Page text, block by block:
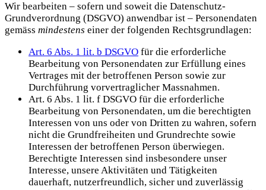
Wir bearbeiten – sofern und soweit die Datenschutz-
Grundverordnung (DSGVO) anwendbar ist – Personendaten
gemäss mindestens einer der folgenden Rechtsgrundlagen:
Art. 6 Abs. 1 lit. b DSGVO für die erforderliche
Bearbeitung von Personendaten zur Erfüllung eines
Vertrages mit der betroffenen Person sowie zur
Durchführung vorvertraglicher Massnahmen.
Art. 6 Abs. 1 lit. f DSGVO für die erforderliche
Bearbeitung von Personendaten, um die berechtigten
Interessen von uns oder von Dritten zu wahren, sofern
nicht die Grundfreiheiten und Grundrechte sowie
Interessen der betroffenen Person überwiegen.
Berechtigte Interessen sind insbesondere unser
Interesse, unsere Aktivitäten und Tätigkeiten
dauerhaft, nutzerfreundlich, sicher und zuverlässig